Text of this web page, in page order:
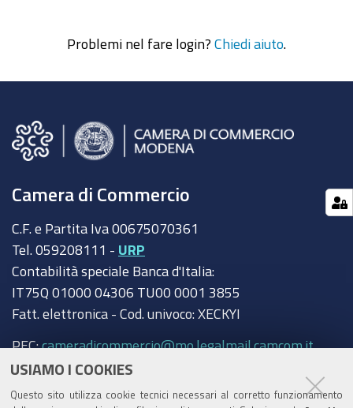
USIAMO I COOKIES
Questo sito utilizza cookie tecnici necessari al corretto funzionamento
Problemi nel fare login? Chiedi aiuto
Camera di Commercio
C.F. e Partita Iva 00675070361
Tel. 059208111 - URP
Contabilità speciale Banca d'Italia:
IT75Q 01000 04306 TU00 0001 3855
Fatt. elettronica - Cod. univoco: XECKYI
PEC:cameradicommercio@mo.legalmail.camcom.it
Trasparenza